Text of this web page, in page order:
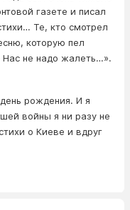
газете и писал
Те, кто смотрел
которую пел
Нас не надо жалеть…».
рождения. И я
войны я ни разу не
о Киеве и вдруг